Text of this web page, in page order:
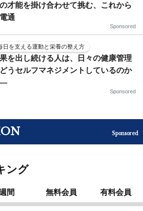
才能を掛け合わせて挑む、これから
通
Sponsored
日を支える運動と栄養の整え方
を出し続ける人は、日々の健康管理
うセルフマネジメントしているのか
Sponsored
Sponsored
ング
間 無料会員 有料会員